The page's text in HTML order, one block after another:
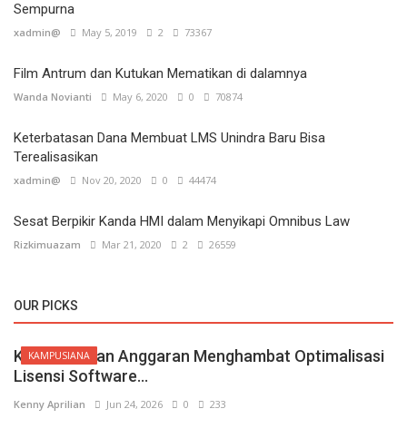
Sempurna
xadmin@ May 5, 2019 2 73367
Film Antrum dan Kutukan Mematikan di dalamnya
Wanda Novianti May 6, 2020 0 70874
Keterbatasan Dana Membuat LMS Unindra Baru Bisa
Terealisasikan
xadmin@ Nov 20, 2020 0 44474
Sesat Berpikir Kanda HMI dalam Menyikapi Omnibus Law
Rizkimuazam Mar 21, 2020 2 26559
OUR PICKS
KAMPUSIANA
Keterbatasan Anggaran Menghambat Optimalisasi
Lisensi Software...
Kenny Aprilian Jun 24, 2026 0 233